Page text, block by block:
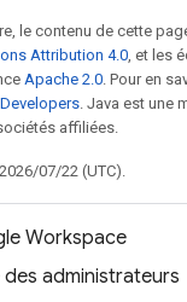
le contenu de cette
Attribution 4.0, et les
Apache 2.0. Pour en
. Java est une
affiliées.
07/22 (UTC).
Workspace
administrateurs